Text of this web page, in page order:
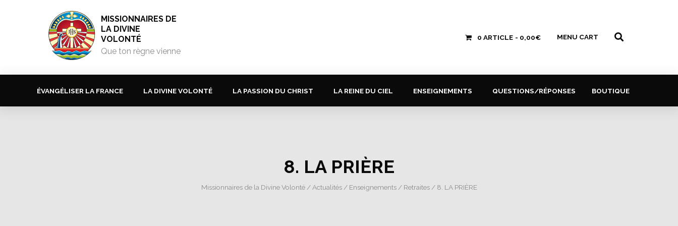
MISSIONNAIRES DE
LA DIVINE
VOLONTÉ
Que ton règne vienne
0 ARTICLE 0,00€ MENU CART
ÉVANGÉLISER LA FRANCE LA DIVINE VOLONTÉ LA PASSION DU CHRIST LA REINE DU CIEL ENSEIGNEMENTS QUESTIONS/RÉPONSES BOUTIQUE
8. LA PRIÈRE
Missionnaires de la Divine Volonté/ Actualités/ Enseignements/ Retraites/ 8. LA PRIÈRE